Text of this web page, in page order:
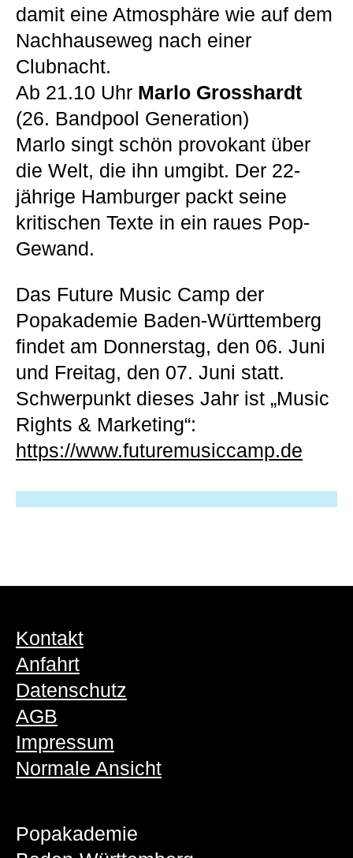
damit eine Atmosphäre wie auf dem
Nachhauseweg nach einer
Clubnacht.
Ab 21.10 Uhr Marlo Grosshardt
(26. Bandpool Generation)
Marlo singt schön provokant über
die Welt, die ihn umgibt. Der 22-
jährige Hamburger packt seine
kritischen Texte in ein raues Pop-
Gewand.
Das Future Music Camp der
Popakademie Baden-Württemberg
findet am Donnerstag, den 06. Juni
und Freitag, den 07. Juni statt.
Schwerpunkt dieses Jahr ist „Music
Rights & Marketing“:
https://www.futuremusiccamp.de
Kontakt
Anfahrt
Datenschutz
AGB
Impressum
Normale Ansicht
Popakademie